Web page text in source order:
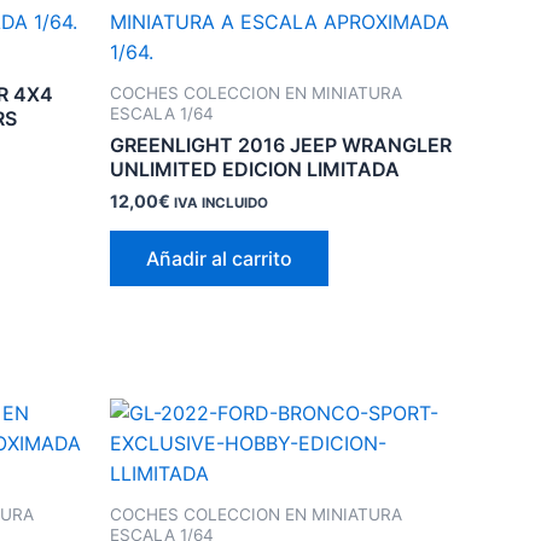
4X4
COCHES COLECCION EN MINIATURA
ESCALA 1/64
GREENLIGHT 2016 JEEP WRANGLER
UNLIMITED EDICION LIMITADA
12,00€ IVA INCLUIDO
Añadir al carrito
COCHES COLECCION EN MINIATURA
ESCALA 1/64